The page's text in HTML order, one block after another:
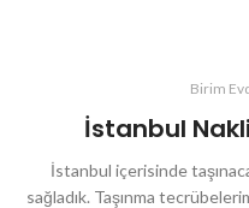
Birim
İstanbul
İstanbul içerisinde
sağladık. Taşınma